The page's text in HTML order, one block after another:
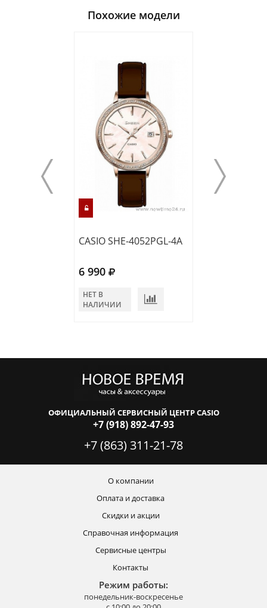
Похожие модели
CASIO SHE-4052PGL-4A
6 990
НЕТ В
НАЛИЧИИ
ОФИЦИАЛЬНЫЙ СЕРВИСНЫЙ ЦЕНТР CASIO
+7 (918) 892-47-93
+7 (863) 311-21-78
О компании
Оплата и доставка
Скидки и акции
Справочная информация
Сервисные центры
Контакты
Режим работы:
понедельник-воскресенье